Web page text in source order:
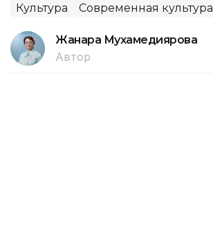
Культура Современная культура
Жанара Мухамедиярова
Автор